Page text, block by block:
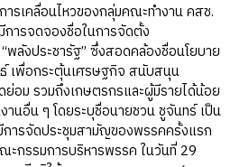
เคลื่อนไหวของกลุ่มคณะทำงาน คสช.
ารจดจองชื่อในการจัดตั้ง
พลังประชารัฐ” ซึ่งสอดคล้องชื่อนโยบาย
เพื่อกระตุ้นเศรษฐกิจ สนับสนุน
อม รวมถึงเกษตรกรและผู้มีรายได้น้อย
นอื่น ๆ โดยระบุชื่อนายชวน ชูจันทร์ เป็น
ารจัดประชุมสามัญของพรรคครั้งแรก
ะกรรมการบริหารพรรค ในวันที่ 29